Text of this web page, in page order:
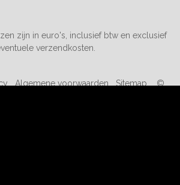
zijn in euro's, inclusief btw en exclusief
verzendkosten.
Algemene voorwaarden Sitemap ©